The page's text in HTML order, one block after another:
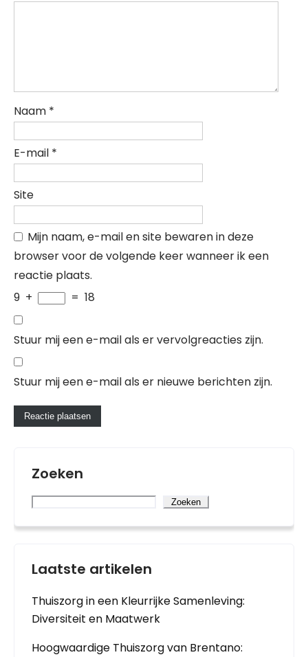
Naam *
E-mail *
Site
Mijn naam, e-mail en site bewaren in deze
browser voor de volgende keer wanneer ik een
reactie plaats.
9 + = 18
Stuur mij een e-mail als er vervolgreacties zijn.
Stuur mij een e-mail als er nieuwe berichten zijn.
Zoeken
Zoeken
Laatste artikelen
Thuiszorg in een Kleurrijke Samenleving:
Diversiteit en Maatwerk
Hoogwaardige Thuiszorg van Brentano: